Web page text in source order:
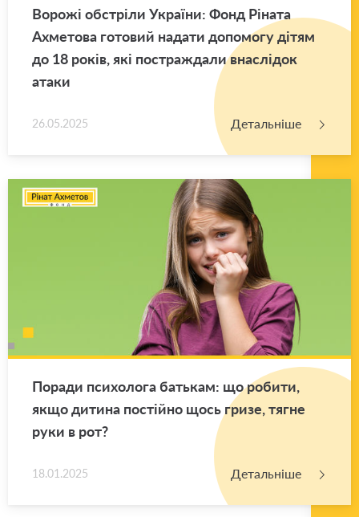
Во­ро­жі об­стрі­ли Укра­ї­ни: Фонд Рі­на­та
Ахме­то­ва го­то­вий на­да­ти до­по­мо­гу дітям
до 18 років, які по­стра­жда­ли вна­слі­док
атаки
26.05.2025 Детальніше
По­ра­ди пси­хо­ло­га ба­тькам: що ро­би­ти,
якщо ди­ти­на по­стій­но щось гризе, тягне
руки в рот?
18.01.2025 Детальніше